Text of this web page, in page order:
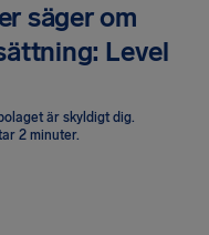
säger om
Level
är skyldigt dig.
2 minuter.